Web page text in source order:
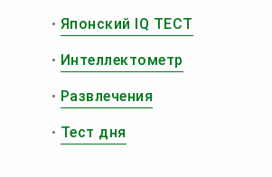
• Японский IQ ТЕСТ
• Интеллектометр
• Развлечения
• Тест дня